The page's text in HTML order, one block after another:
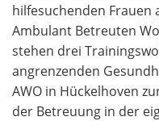
hilfesuchenden Frauen
Ambulant Betreuten
stehen drei
angrenzenden
AWO in Hückelhoven
der Betreuung in der